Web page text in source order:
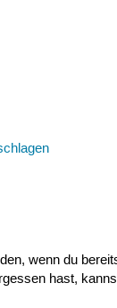
wenn du
hast,